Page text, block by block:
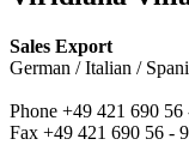
Sales Export
German / Italian /
Phone +49 421 690 56
Fax +49 421 690 56 -